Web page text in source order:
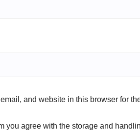
and website in this browser for
you agree with the storage and